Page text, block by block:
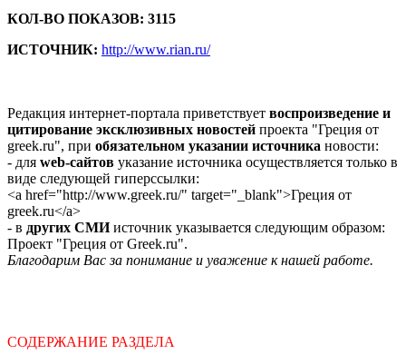
КОЛ-ВО ПОКАЗОВ: 3115
ИСТОЧНИК: http://www.rian.ru/
Редакция интернет-портала приветствует воспроизведение и
цитирование эксклюзивных новостей проекта "Греция от
greek.ru", при обязательном указании источника новости:
- для web-сайтов указание источника осуществляется только в
виде следующей гиперссылки:
<a href="http://www.greek.ru/" target="_blank">Греция от
greek.ru</a>
- в других СМИисточник указывается следующим образом:
Проект "Греция от Greek.ru".
Благодарим Вас за понимание и уважение к нашей работе.
СОДЕРЖАНИЕ РАЗДЕЛА